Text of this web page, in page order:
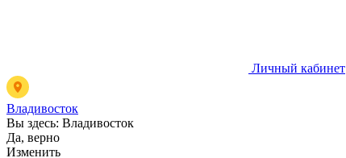
Личный кабинет
Владивосток
Вы здесь: Владивосток
Да, верно
Изменить